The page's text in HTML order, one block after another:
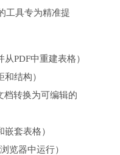
工具专为精准提
从PDF中重建表格）
和结构）
档转换为可编辑的
嵌套表格）
览器中运行）